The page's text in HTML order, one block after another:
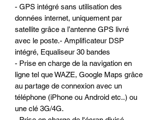
- GPS intégré sans utilisation des
données internet, uniquement par
satellite grâce a l’antenne GPS livré
avec le poste.- Amplificateur DSP
intégré, Equaliseur 30 bandes
- Prise en charge de la navigation en
ligne tel que WAZE, Google Maps grâce
au partage de connexion avec un
téléphone (iPhone ou Android etc..) ou
une clé 3G/4G.